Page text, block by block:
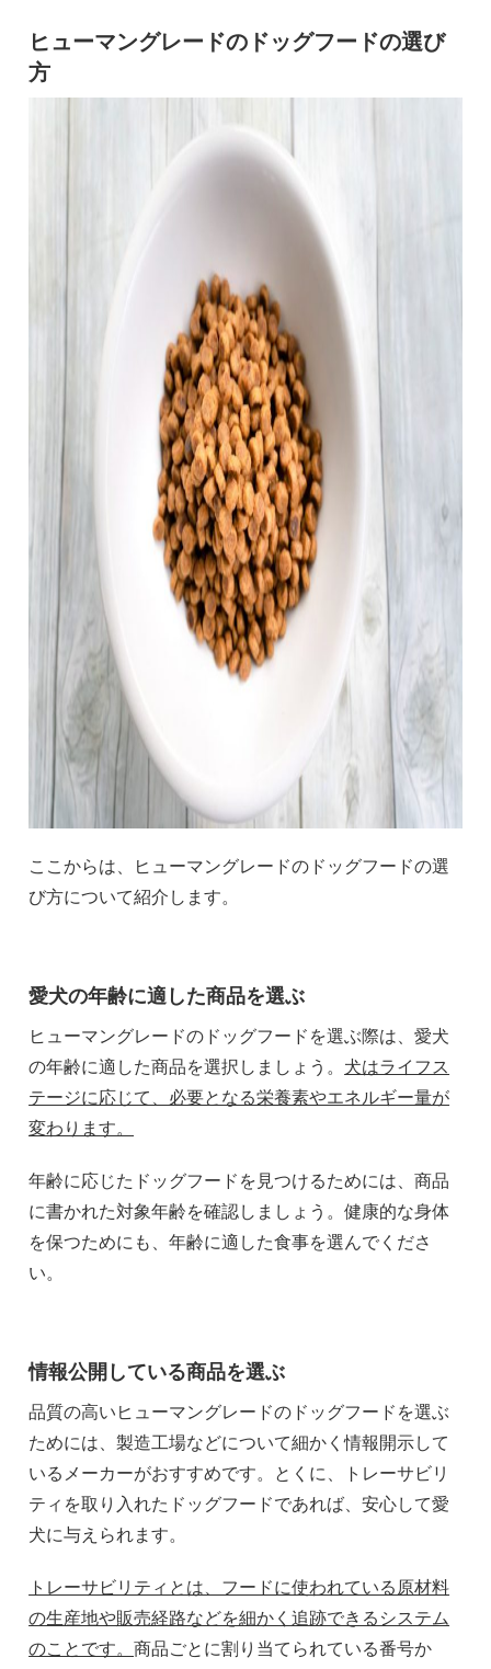
ヒューマングレードのドッグフードの選び
方
ここからは、ヒューマングレードのドッグフードの選
び方について紹介します。
愛犬の年齢に適した商品を選ぶ
ヒューマングレードのドッグフードを選ぶ際は、愛犬
の年齢に適した商品を選択しましょう。 犬はライフス
テージに応じて、必要となる栄養素やエネルギー量が
変わります。
年齢に応じたドッグフードを見つけるためには、商品
に書かれた対象年齢を確認しましょう。健康的な身体
を保つためにも、年齢に適した食事を選んでくださ
い。
情報公開している商品を選ぶ
品質の高いヒューマングレードのドッグフードを選ぶ
ためには、製造工場などについて細かく情報開示して
いるメーカーがおすすめです。とくに、トレーサビリ
ティを取り入れたドッグフードであれば、安心して愛
犬に与えられます。
トレーサビリティとは、フードに使われている原材料
の生産地や販売経路などを細かく追跡できるシステム
のことです。商品ごとに割り当てられている番号か